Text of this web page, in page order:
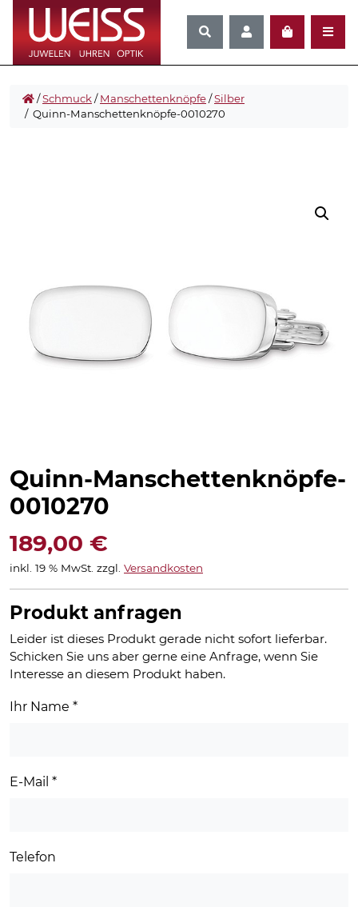
/Schmuck/Manschettenknöpfe/Silber
/ Quinn-Manschettenknöpfe-0010270
Quinn-Manschettenknöpfe-
0010270
189,00 €
inkl. 19 % MwSt. zzgl. Versandkosten
Produkt anfragen
Leider ist dieses Produkt gerade nicht sofort lieferbar.
Schicken Sie uns aber gerne eine Anfrage, wenn Sie
Interesse an diesem Produkt haben.
Ihr Name *
E-Mail *
Telefon